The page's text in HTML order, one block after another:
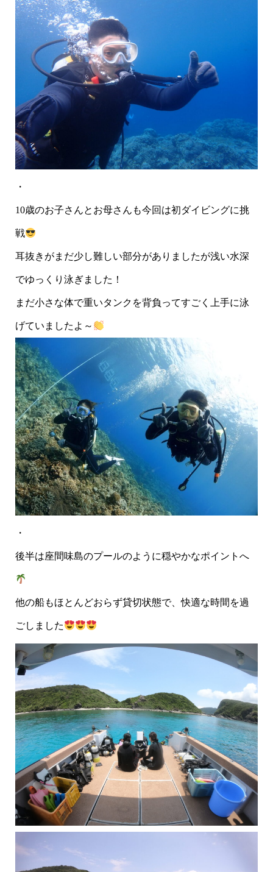
・
10歳のお子さんとお母さんも今回は初ダイビングに挑
戦
耳抜きがまだ少し難しい部分がありましたが浅い水深
でゆっくり泳ぎました！
まだ小さな体で重いタンクを背負ってすごく上手に泳
げていましたよ～
・
後半は座間味島のプールのように穏やかなポイントへ
他の船もほとんどおらず貸切状態で、快適な時間を過
ごしました